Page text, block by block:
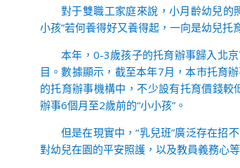
對于雙職工家庭來說，小月齡幼兒的
小孩”若何養得好又養得起，一向是幼兒托
本年，0-3歲孩子的托育辦事歸入北
目。數據顯示，截至本年7月，本市托育
的托育辦事機構中，不少設有托育價錢較
辦事6個月至2歲前的“小小孩”。
但是在現實中，“乳兒班”廣泛存在招
對幼兒在園的平安照護，以及教員義務心